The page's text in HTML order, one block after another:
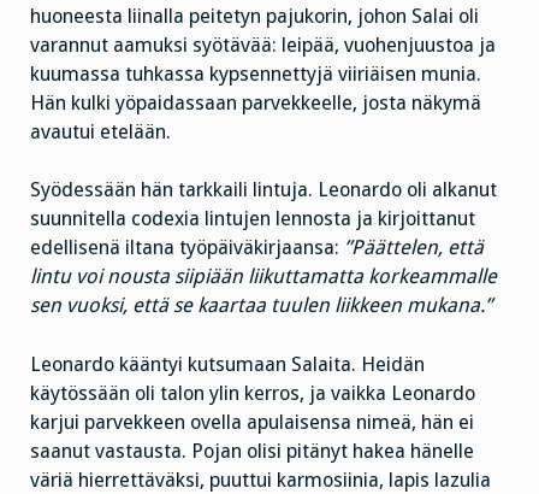
huoneesta liinalla peitetyn pajukorin, johon Salai oli
varannut aamuksi syötävää: leipää, vuohenjuustoa ja
kuumassa tuhkassa kypsennettyjä viiriäisen munia.
Hän kulki yöpaidassaan parvekkeelle, josta näkymä
avautui etelään.
Syödessään hän tarkkaili lintuja. Leonardo oli alkanut
suunnitella codexia lintujen lennosta ja kirjoittanut
edellisenä iltana työpäiväkirjaansa: ”Päättelen, että
lintu voi nousta siipiään liikuttamatta korkeammalle
sen vuoksi, että se kaartaa tuulen liikkeen mukana.”
Leonardo kääntyi kutsumaan Salaita. Heidän
käytössään oli talon ylin kerros, ja vaikka Leonardo
karjui parvekkeen ovella apulaisensa nimeä, hän ei
saanut vastausta. Pojan olisi pitänyt hakea hänelle
väriä hierrettäväksi, puuttui karmosiinia, lapis lazulia